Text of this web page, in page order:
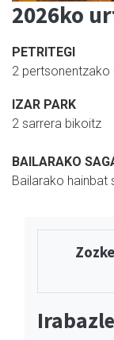
2026ko
PETRITEGI
2
IZAR PARK
2 sarrera bikoitz
BAILARAKO
Bailarako